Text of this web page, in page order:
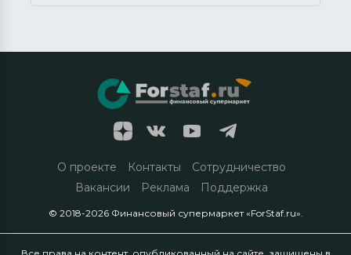
О проекте Контакты
Сотрудничество
Вакансии
Реклама Поддержка
© 2018-2026 Финансовый супермаркет «ForStaf.ru».
Все права на контент, опубликованный на сайте, защищены в